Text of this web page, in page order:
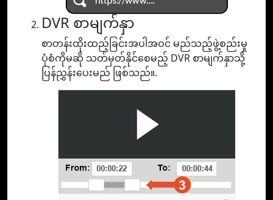
DVR စာမျက်နှာ
စာတန်းထိုးထည့်ခြင်းအပါအဝင် မည်သည့်ဖွဲ့စည်းမှု
ပုံစံကိုမဆို သတ်မှတ်နိုင်စေမည့် DVR စာမျက်နှာသို့
ပြန်ညွှန်းပေးမည် ဖြစ်သည်။.